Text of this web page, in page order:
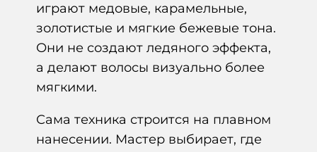
играют медовые, карамельные,
золотистые и мягкие бежевые тона.
Они не создают ледяного эффекта,
а делают волосы визуально более
мягкими.
Сама техника строится на плавном
нанесении. Мастер выбирает, где